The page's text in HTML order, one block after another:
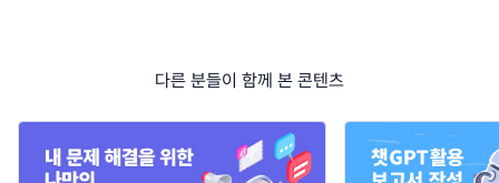
다른 분들이 함께 본 콘텐츠